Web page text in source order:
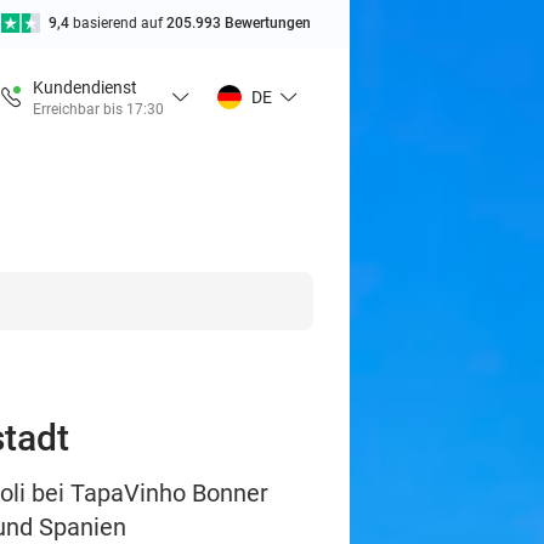
9,4 basierend auf205.993 Bewertungen
Kundendienst
Erreichbar bis 17:30
DE
bei TapaVinho Bonner
Spanien